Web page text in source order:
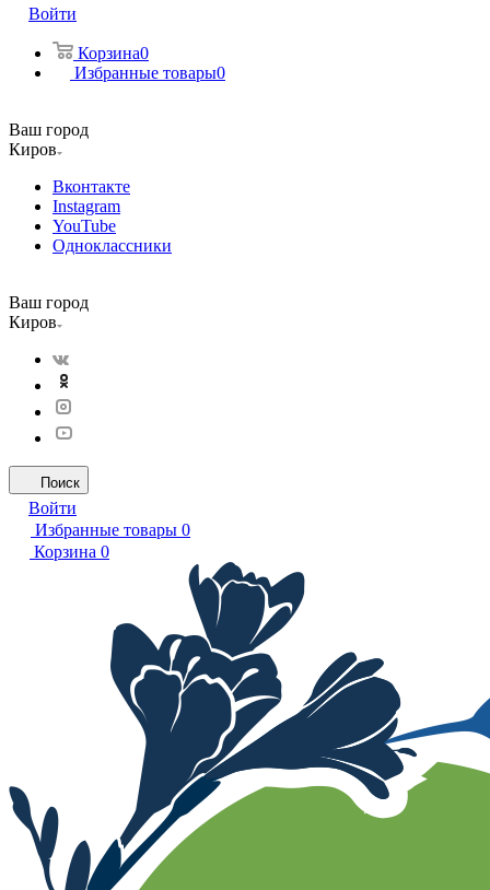
Войти
Корзина0
Избранные товары0
Ваш город
Киров
Вконтакте
Instagram
YouTube
Одноклассники
Ваш город
Киров
Поиск
Войти
Избранные товары 0
Корзина 0